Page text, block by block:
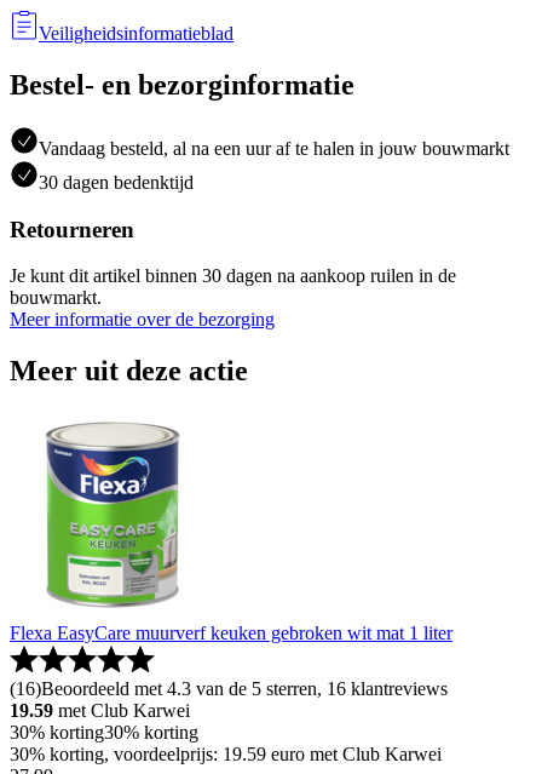
Veiligheidsinformatieblad
Bestel- en bezorginformatie
Vandaag besteld, al na een uur af te halen in jouw bouwmarkt
30 dagen bedenktijd
Retourneren
Je kunt dit artikel binnen 30 dagen na aankoop ruilen in de
bouwmarkt.
Meer informatie over de bezorging
Meer uit deze actie
Flexa EasyCare muurverf keuken gebroken wit mat 1 liter
(16)Beoordeeld met 4.3 van de 5 sterren, 16 klantreviews
19.59 met Club Karwei
30% korting30% korting
30% korting, voordeelprijs: 19.59 euro met Club Karwei